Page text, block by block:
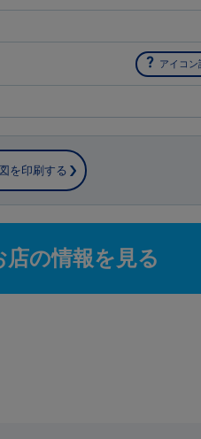
アイコン
を印刷する
店の情報を見る